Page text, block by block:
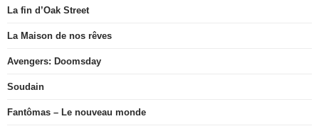
La fin d’Oak Street
La Maison de nos rêves
Avengers: Doomsday
Soudain
Fantômas – Le nouveau monde